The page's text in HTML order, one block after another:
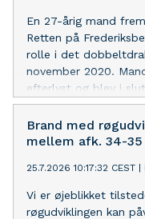
En 27-årig mand
Retten på
rolle i det
november 2020.
efterlyst og blev i
Kosovo. Han blev i
myndigheder med
dagens
Brand med
mellem afk. 34-35
25.7.2026 10:17:32 CEST
Vi er øjeblikket
røgudviklingen kan